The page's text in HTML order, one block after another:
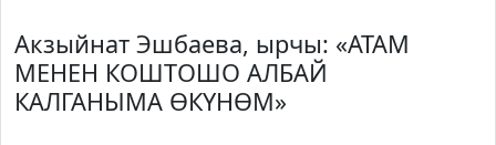
Акзыйнат Эшбаева, ырчы: «АТАМ
МЕНЕН КОШТОШО АЛБАЙ
КАЛГАНЫМА ӨКҮНӨМ»